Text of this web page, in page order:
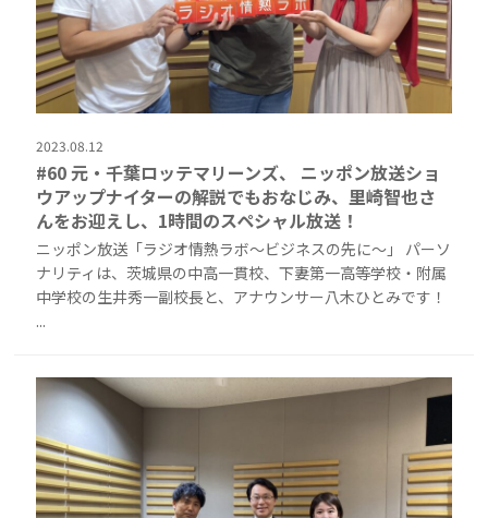
2023.08.12
#60 元・千葉ロッテマリーンズ、 ニッポン放送ショ
ウアップナイターの解説でもおなじみ、里崎智也さ
んをお迎えし、1時間のスペシャル放送！
ニッポン放送「ラジオ情熱ラボ〜ビジネスの先に〜」 パーソ
ナリティは、茨城県の中高一貫校、下妻第一高等学校・附属
中学校の生井秀一副校長と、アナウンサー八木ひとみです！
...